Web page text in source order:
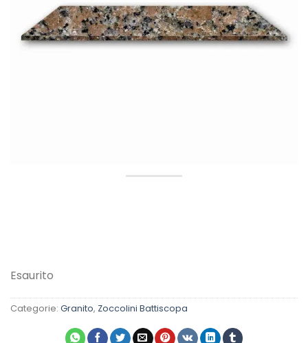
Esaurito
Categorie: Granito, Zoccolini Battiscopa